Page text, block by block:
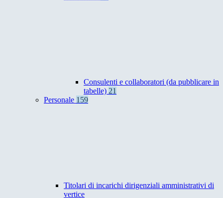
Consulenti e collaboratori (da pubblicare in
tabelle) 21
Personale 159
Titolari di incarichi dirigenziali amministrativi di
vertice